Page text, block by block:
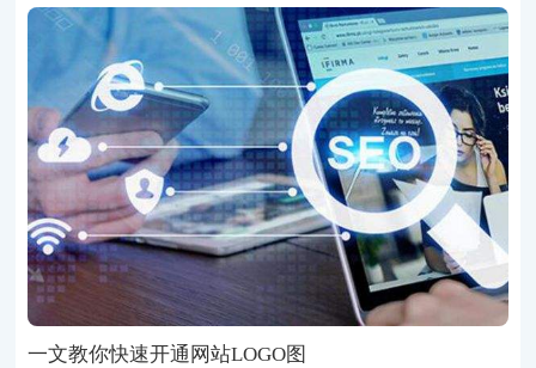
一文教你快速开通网站LOGO图